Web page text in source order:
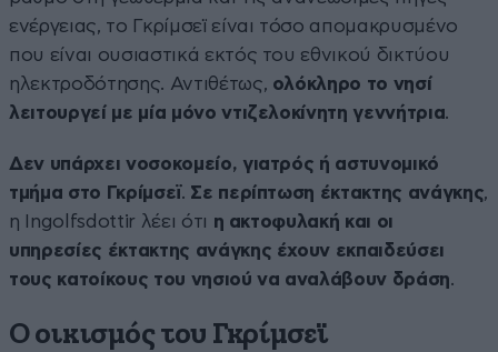
ενέργειας, το Γκρίμσεϊ είναι τόσο απομακρυσμένο
που είναι ουσιαστικά εκτός του εθνικού δικτύου
ηλεκτροδότησης. Αντιθέτως, ολόκληρο το νησί
λειτουργεί με μία μόνο ντιζελοκίνητη γεννήτρια.
Δεν υπάρχει νοσοκομείο, γιατρός ή αστυνομικό
τμήμα στο Γκρίμσεϊ. Σε περίπτωση έκτακτης ανάγκης,
η Ingolfsdottir λέει ότι η ακτοφυλακή και οι
υπηρεσίες έκτακτης ανάγκης έχουν εκπαιδεύσει
τους κατοίκους του νησιού να αναλάβουν δράση.
Ο οικισμός του Γκρίμσεϊ